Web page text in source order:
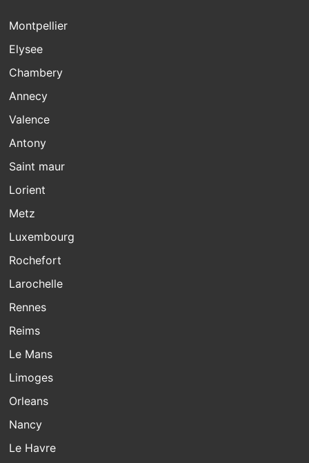
Montpellier
Elysee
Chambery
Annecy
Valence
Antony
Saint maur
Lorient
Metz
Luxembourg
Rochefort
Larochelle
Rennes
Reims
Le Mans
Limoges
Orleans
Nancy
Le Havre